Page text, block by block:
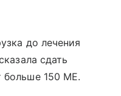
до лечения
сдать
больше 150 МЕ.